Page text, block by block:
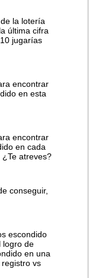
la lotería
última cifra
jugarías
encontrar
en esta
encontrar
en cada
atreves?
conseguir,
escondido
logro de
en una
vs